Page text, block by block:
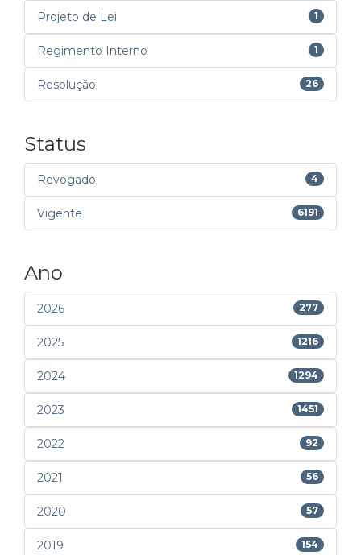
Projeto de Lei 1
Regimento Interno 1
Resolução 26
Status
Revogado 4
Vigente 6191
Ano
2026 277
2025 1216
2024 1294
2023 1451
2022 92
2021 56
2020 57
2019 154